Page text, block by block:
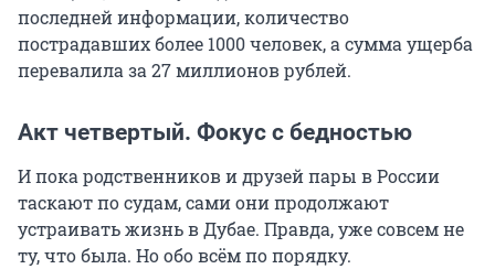
последней информации, количество
пострадавших более 1000 человек, а сумма ущерба
перевалила за 27 миллионов рублей.
Акт четвертый. Фокус с бедностью
И пока родственников и друзей пары в России
таскают по судам, сами они продолжают
устраивать жизнь в Дубае. Правда, уже совсем не
ту, что была. Но обо всём по порядку.